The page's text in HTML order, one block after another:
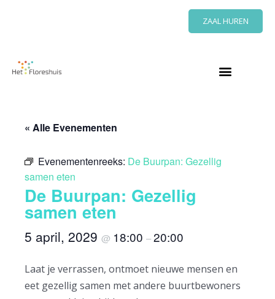
ZAAL HUREN
« Alle Evenementen
Evenementenreeks: De Buurpan: Gezellig
samen eten
De Buurpan: Gezellig
samen eten
5 april, 2029 @ 18:00 –20:00
Laat je verrassen, ontmoet nieuwe mensen en
eet gezellig samen met andere buurtbewoners